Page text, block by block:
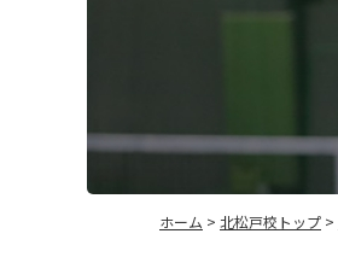
ホーム > 北松戸校トップ >